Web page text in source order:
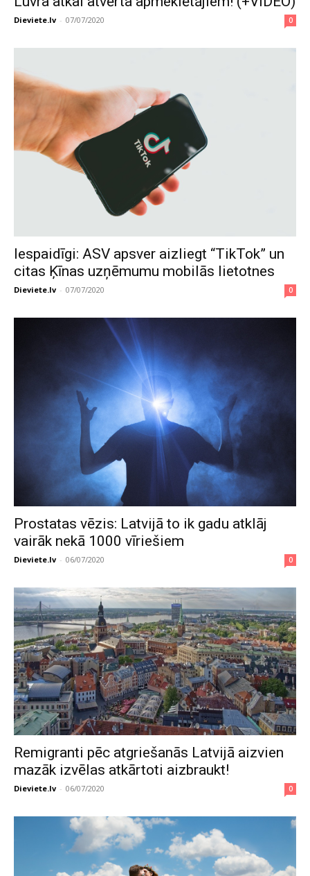
Dieviete.lv - 07/07/2020 0
Iespaidīgi: ASV apsver aizliegt “TikTok” un
citas Ķīnas uzņēmumu mobilās lietotnes
Dieviete.lv - 07/07/2020 0
Prostatas vēzis: Latvijā to ik gadu atklāj
vairāk nekā 1000 vīriešiem
Dieviete.lv - 06/07/2020 0
Remigranti pēc atgriešanās Latvijā aizvien
mazāk izvēlas atkārtoti aizbraukt!
Dieviete.lv - 06/07/2020 0